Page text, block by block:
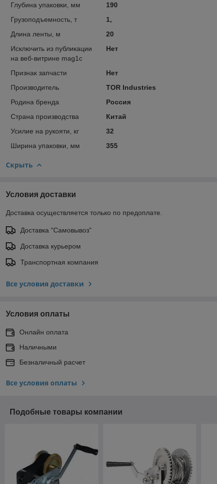
Глубина упаковки, мм
190
Грузоподъемность, т
1,
Длина ленты, м
20
Исключить из публикации
на веб-витрине mag1c
Нет
Признак запчасти
Нет
Производитель
TOR Industries
Родина бренда
Россия
Страна производства
Китай
Усилие на рукояти, кг
32
Ширина упаковки, мм
355
Скрыть
Условия доставки
Доставка осуществляется только по предоплате.
Доставка "Самовывоз"
Доставка курьером
Транспортная компания
Все условия доставки
Условия оплаты
Онлайн оплата
Наличными
Безналичный расчет
Все условия оплаты
Подобные товары компании